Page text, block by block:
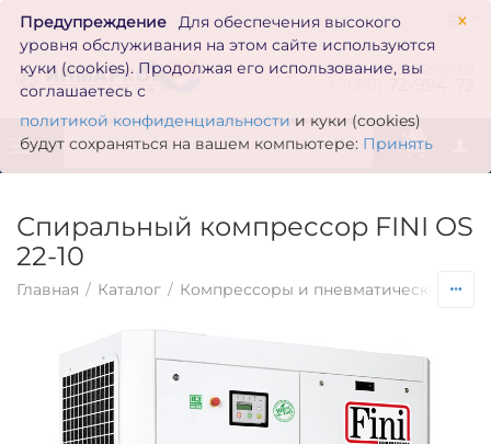
×
Предупреждение
Для обеспечения высокого
уровня обслуживания на этом сайте используются
куки (cookies). Продолжая его использование, вы
соглашаетесь с
политикой конфиденциальности и куки (cookies)
будут сохраняться на вашем компьютере: Принять
zakaz@inmarkon.ru
0
Спиральный компрессор FINI OS
22-10
Главная / Каталог / Компрессоры и пневматическое